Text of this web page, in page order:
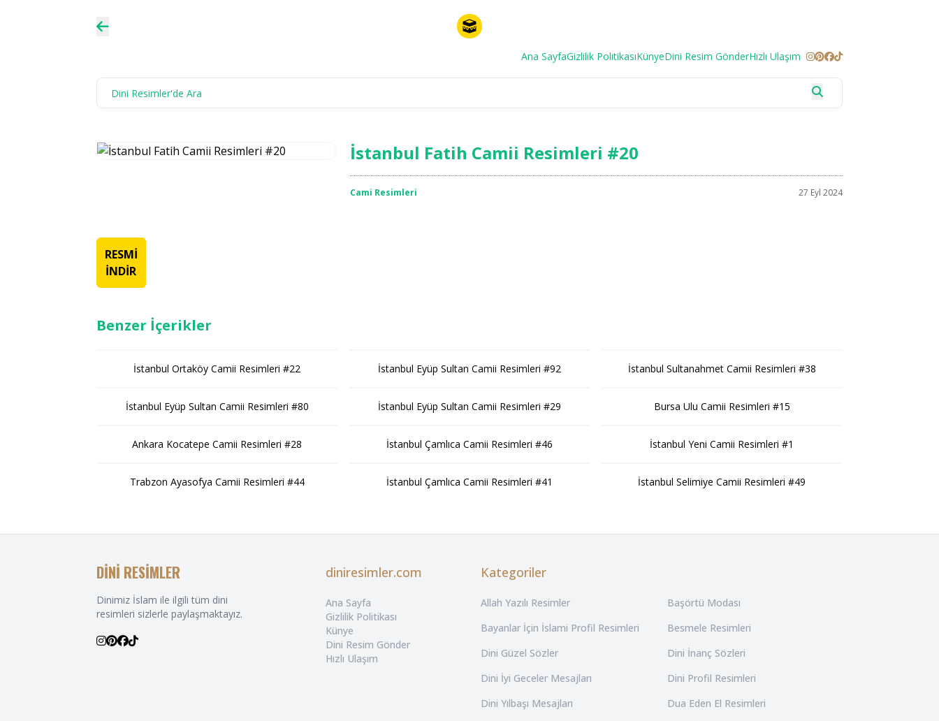
Ana SayfaGizlilik PolitikasıKünyeDini Resim GönderHızlı Ulaşım
İstanbul Fatih Camii Resimleri #20
Cami Resimleri 27 Eyl 2024
RESMİ
İNDİR
Benzer İçerikler
İstanbul Ortaköy Camii Resimleri #22
İstanbul Eyüp Sultan Camii Resimleri #80
Ankara Kocatepe Camii Resimleri #28
Trabzon Ayasofya Camii Resimleri #44
İstanbul Eyüp Sultan Camii Resimleri #92
İstanbul Eyüp Sultan Camii Resimleri #29
İstanbul Çamlıca Camii Resimleri #46
İstanbul Çamlıca Camii Resimleri #41
İstanbul Sultanahmet Camii Resimleri #38
Bursa Ulu Camii Resimleri #15
İstanbul Yeni Camii Resimleri #1
İstanbul Selimiye Camii Resimleri #49
DİNİ RESİMLER
Dinimiz İslam ile ilgili tüm dini
resimleri sizlerle paylaşmaktayız.
diniresimler.com
Ana Sayfa
Gizlilik Politikası
Künye
Dini Resim Gönder
Hızlı Ulaşım
Kategoriler
Allah Yazılı Resimler
Başörtü Modası
Bayanlar İçin İslami Profil Resimleri
Besmele Resimleri
Dini Güzel Sözler
Dini İnanç Sözleri
Dini İyi Geceler Mesajları
Dini Profil Resimleri
Dini Yılbaşı Mesajları
Dua Eden El Resimleri